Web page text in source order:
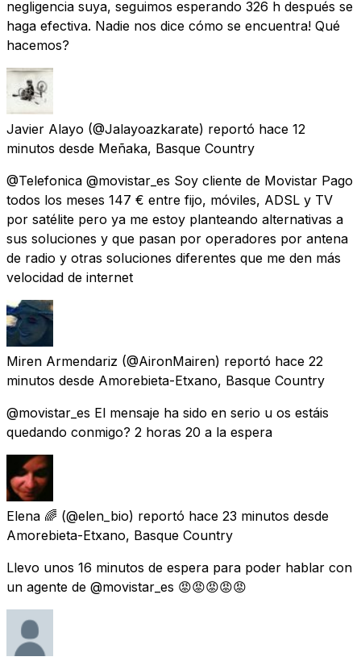
negligencia suya, seguimos esperando 326 h después se
haga efectiva. Nadie nos dice cómo se encuentra! Qué
hacemos?
Javier Alayo (@Jalayoazkarate) reportó hace 12
minutos desde Meñaka, Basque Country
@Telefonica @movistar_es Soy cliente de Movistar Pago
todos los meses 147 € entre fijo, móviles, ADSL y TV
por satélite pero ya me estoy planteando alternativas a
sus soluciones y que pasan por operadores por antena
de radio y otras soluciones diferentes que me den más
velocidad de internet
Miren Armendariz (@AironMairen) reportó hace 22
minutos desde Amorebieta-Etxano, Basque Country
@movistar_es El mensaje ha sido en serio u os estáis
quedando conmigo? 2 horas 20 a la espera
Elena 🌈 (@elen_bio) reportó hace 23 minutos desde
Amorebieta-Etxano, Basque Country
Llevo unos 16 minutos de espera para poder hablar con
un agente de @movistar_es 😡😡😡😡😡